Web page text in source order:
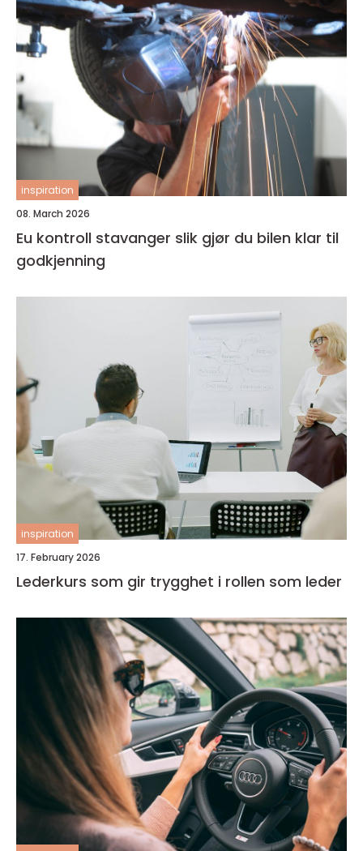
inspiration
08. March 2026
Eu kontroll stavanger slik gjør du bilen klar til
godkjenning
inspiration
17. February 2026
Lederkurs som gir trygghet i rollen som leder